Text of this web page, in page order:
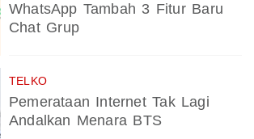
WhatsApp Tambah 3 Fitur Baru
Chat Grup
TELKO
Pemerataan Internet Tak Lagi
Andalkan Menara BTS